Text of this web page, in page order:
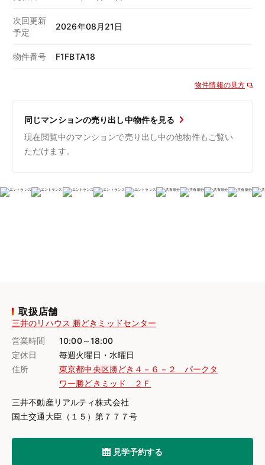
次回更新
予定
2026年08月21日
物件番号 F1FBTA18
物件情報の見方
同じマンションの売り出し中物件を見る
現在閲覧中のマンションで売り出し中の他物件もご覧い
ただけます。
取扱店舗
三井のリハウス 勝どきミッドセンター
営業時間
10:00～18:00
定休日
毎週火曜日・水曜日
住所
東京都中央区勝どき４－６－２ パークタ
ワー勝どきミッド ２Ｆ
三井不動産リアルティ株式会社
国土交通大臣（１５）第７７７号
見学予約する